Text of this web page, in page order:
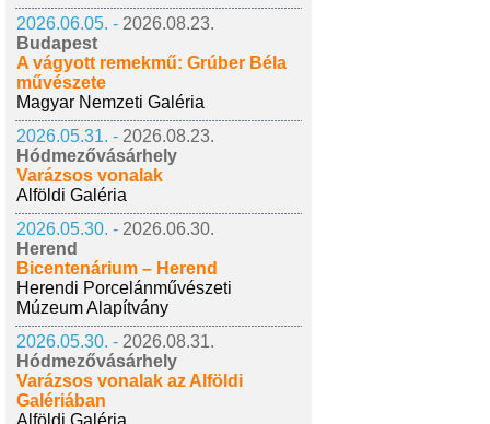
2026.06.05. - 2026.08.23.
Budapest
A vágyott remekmű: Grúber Béla
művészete
Magyar Nemzeti Galéria
2026.05.31. - 2026.08.23.
Hódmezővásárhely
Varázsos vonalak
Alföldi Galéria
2026.05.30. - 2026.06.30.
Herend
Bicentenárium – Herend
Herendi Porcelánművészeti
Múzeum Alapítvány
2026.05.30. - 2026.08.31.
Hódmezővásárhely
Varázsos vonalak az Alföldi
Galériában
Alföldi Galéria